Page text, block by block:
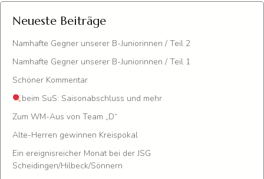
Neueste Beiträge
Namhafte Gegner unserer B-Juniorinnen / Teil 2
Namhafte Gegner unserer B-Juniorinnen / Teil 1
Schöner Kommentar
beim SuS: Saisonabschluss und mehr
Zum WM-Aus von Team „D“
Alte-Herren gewinnen Kreispokal
Ein ereignisreicher Monat bei der JSG
Scheidingen/Hilbeck/Sönnern